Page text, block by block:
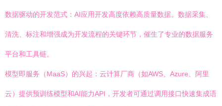
数据驱动的开发范式：AI应用开发高度依赖高质量数据。数据采集、
清洗、标注和增强成为开发流程的关键环节，催生了专业的数据服务
平台和工具链。
模型即服务（MaaS）的兴起：云计算厂商（如AWS、Azure、阿里
云）提供预训练模型和AI能力API，开发者可通过调用接口快速集成语